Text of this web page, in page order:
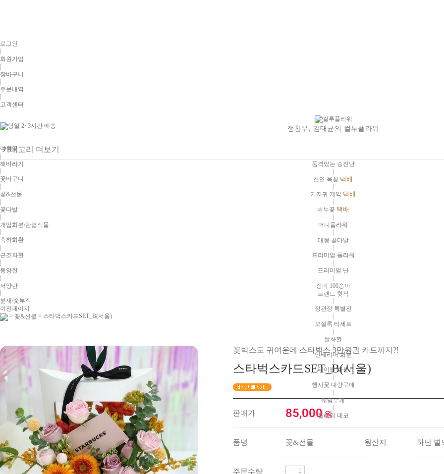
로그인
|
회원가입
|
장바구니
주문내역
고객센터
정찬우, 김태균의 컬투플라워
카테고리 더보기
품격있는 승진난
|
천연 옥꽃 택배
기저귀 케익 택배
비누꽃 택배
|
머니플라워
|
대형 꽃다발
프리미엄 플라워
프리미엄 난
|
장미 100송이
트랜드 핫픽
정관장 특별전
오설록 티세트
|
쌀화환
|
인테리어 화분
테이블 화분
행사꽃 대량구매
|
웨딩부케
|
플라워 데코
여름꽃
|
해바라기
꽃바구니
꽃&선물
|
꽃다발
|
개업화분/관엽식물
축하화환
근조화환
|
동양란
|
서양란
분재/숯부작
이전페이지
> 꽃&선물 > 스타벅스카드SET_B(서울)
꽃박스도 귀여운데 스타벅스 3만원권 카드까지?!
스타벅스카드SET_B(서울)
판매가 85,000원
품명 꽃&선물 원산지 하단 별
주문수량